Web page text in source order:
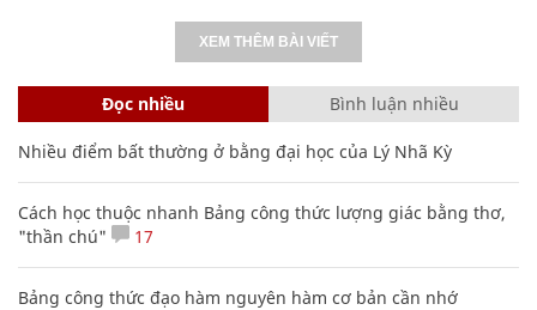
XEM THÊM BÀI VIẾT
Đọc nhiều Bình luận nhiều
Nhiều điểm bất thường ở bằng đại học của Lý Nhã Kỳ
Cách học thuộc nhanh Bảng công thức lượng giác bằng thơ,
"thần chú"
17
Bảng công thức đạo hàm nguyên hàm cơ bản cần nhớ